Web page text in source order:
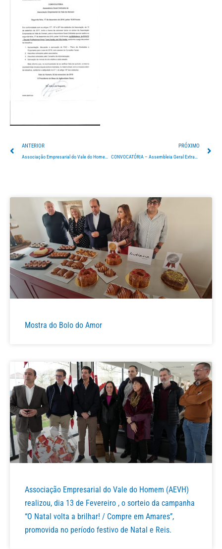
ANTERIOR PRÓXIMO
CONVOCATÓRIA – Assembleia Geral Extraordinária
Mostra do Bolo do Amor
Associação Empresarial do Vale do Homem (AEVH)
realizou, dia 13 de Fevereiro , o sorteio da campanha
“O Natal volta a brilhar! / Compre em Amares”,
promovida no período festivo de Natal e Reis.